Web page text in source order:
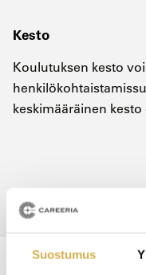
Suostumus
Kesto
Koulutuksen kesto
keskimääräinen